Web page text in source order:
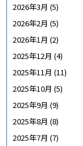
2026年3月 (5)
2026年2月 (5)
2026年1月 (2)
2025年12月 (4)
2025年11月 (11)
2025年10月 (5)
2025年9月 (9)
2025年8月 (8)
2025年7月 (7)